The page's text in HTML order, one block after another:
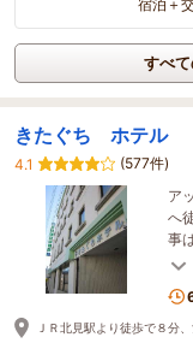
宿泊＋
すべて
きたぐち ホテル
4.1
(577件)
ア
へ
事
て
ＪＲ北見駅より徒歩で８分